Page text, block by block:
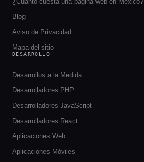
Blog
Aviso de Privacidad
Mapa del sitio
DESARROLLO
Desarrollos a la Medida
Desarrolladores PHP
Desarrolladores JavaScript
Desarrolladores React
Aplicaciones Web
Aplicaciones Móviles